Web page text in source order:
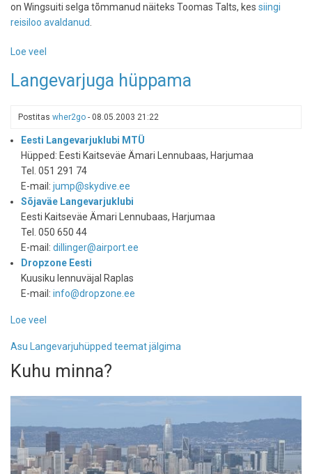
on Wingsuiti selga tõmmanud näiteks Toomas Talts, kes siingi
reisiloo avaldanud
Loe veel
-
inimese
Langevarjuga hüppama
Postitas wher2go - 08.05.2003 21:22
Eesti Langevarjuklubi MTÜ
Hüpped: Eesti Kaitseväe Ämari Lennubaas, Harjumaa
Tel. 051 291 74
E-mail: jump@skydive.ee
Sõjaväe Langevarjuklubi
Eesti Kaitseväe Ämari Lennubaas, Harjumaa
Tel. 050 650 44
E-mail: dillinger@airport.ee
Dropzone Eesti
Kuusiku lennuväjal Raplas
E-mail: info@dropzone.ee
Loe veel
hüppama
Asu Langevarjuhüpped teemat jälgima
Kuhu minna?